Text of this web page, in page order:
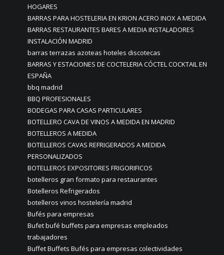
HOGARES
BARRAS PARA HOSTELERIA EN KRION ACERO INOX A MEDIDA
BARRAS RESTAURANTES BARES A MEDIA INSTALADORES
INSTALACIÓN MADRID
barras terrazas azoteas hoteles discotecas
BARRAS Y ESTACIONES DE COCTELERIA CÓCTEL COCKTAIL EN
ESPAÑA
bbq madrid
BBQ PROFESIONALES
BODEGAS PARA CASAS PARTICULARES
BOTELLERO CAVA DE VINOS A MEDIDA EN MADRID
BOTELLEROS A MEDIDA
BOTELLEROS CAVAS REFRIGERADOS A MEDIDA
PERSONALIZADOS
BOTELLEROS EXPOSITORES FRIGORIFICOS
botelleros gran formato para restaurantes
Botelleros Refrigerados
botelleros vinos hostelería madrid
Bufés para empresas
Bufet bufé buffets para empresas empleados
trabajadores
Buffet Buffets Bufés para empresas colectividades